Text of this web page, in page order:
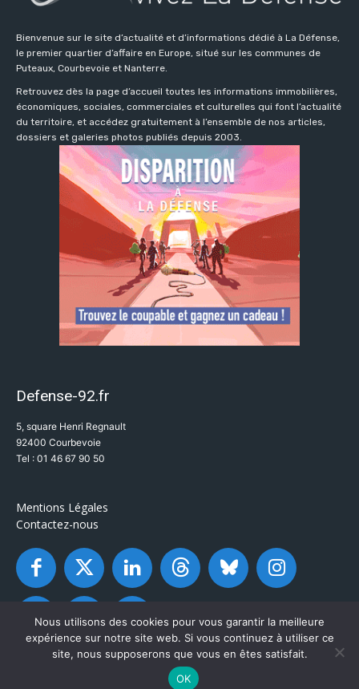
Bienvenue sur le site d’actualité et d’informations dédié à La Défense,
le premier quartier d’affaire en Europe, situé sur les communes de
Puteaux, Courbevoie et Nanterre.
Retrouvez dès la page d’accueil toutes les informations immobilières,
économiques, sociales, commerciales et culturelles qui font l’actualité
du territoire, et accédez gratuitement à l’ensemble de nos articles,
dossiers et galeries photos publiés depuis 2003.
Defense-92.fr
5, square Henri Regnault
92400 Courbevoie
Tel : 01 46 67 90 50
Mentions Légales
Contactez-nous
© Defense-92.fr - Tous droits réservés 2003 / 2026
Nous utilisons des cookies pour vous garantir la meilleure
expérience sur notre site web. Si vous continuez à utiliser ce
site, nous supposerons que vous en êtes satisfait.
OK